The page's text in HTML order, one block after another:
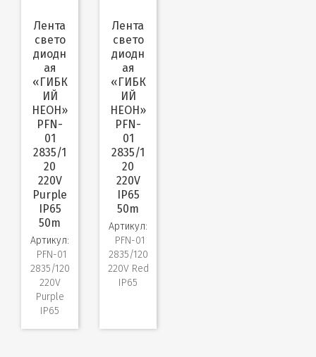
Лента
свето
диодн
ая
«ГИБК
ИЙ
НЕОН»
PFN-
01
2835/1
20
220V
Purple
IP65
50m
Артикул:
PFN-01
2835/120
220V
Purple
IP65
Лента
свето
диодн
ая
«ГИБК
ИЙ
НЕОН»
PFN-
01
2835/1
20
220V
IP65
50m
Артикул:
PFN-01
2835/120
220V Red
IP65